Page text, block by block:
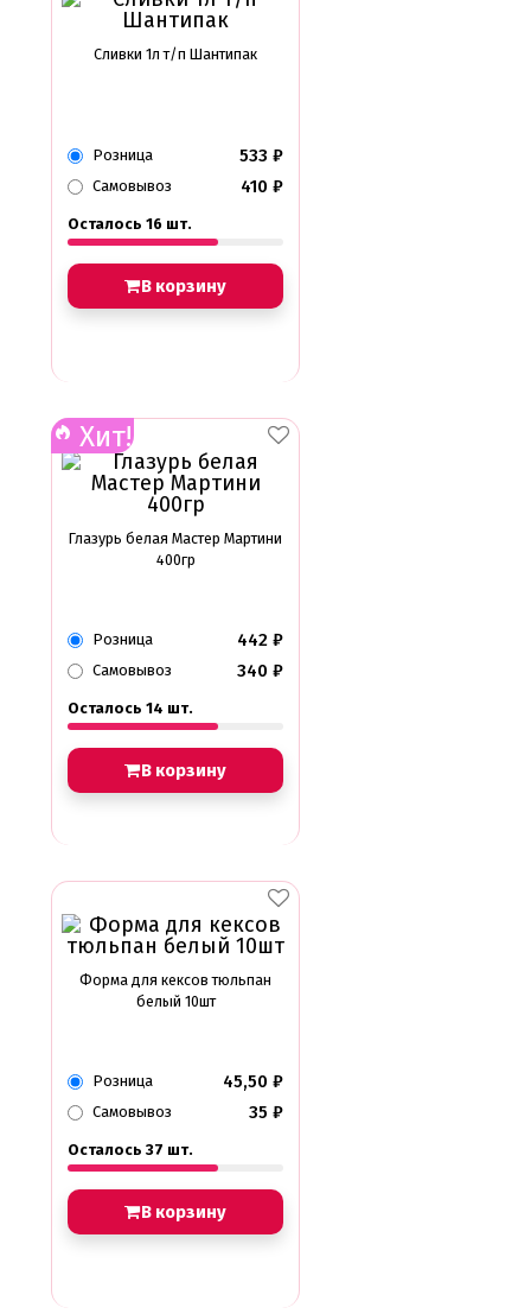
Сливки 1л т/п Шантипак
Розница 533 ₽
Самовывоз 410 ₽
Осталось 16 шт.
В корзину
Хит!
Глазурь белая Мастер Мартини
400гр
Розница 442 ₽
Самовывоз 340 ₽
Осталось 14 шт.
В корзину
Форма для кексов тюльпан
белый 10шт
Розница 45,50 ₽
Самовывоз 35 ₽
Осталось 37 шт.
В корзину